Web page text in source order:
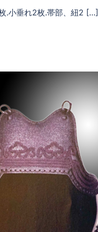
.小垂れ2枚.帯部、紐2 […]